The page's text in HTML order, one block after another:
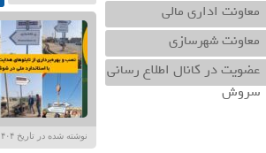
معاونت اداري مالي
معاونت شهرسازي
عضویت در کانال اطلاع رسانی
سروش
نوشته شده در تاریخ ۰۹/۱۰/۱۴۰۴ ساعت ۰۹:۳۷ |